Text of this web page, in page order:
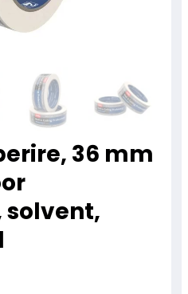
36 mm
solvent,